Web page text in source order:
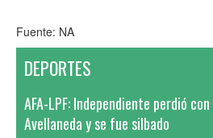
Fuente: NA
DEPORTES
AFA-LPF: Independiente perdió
Avellaneda y se fue silbado